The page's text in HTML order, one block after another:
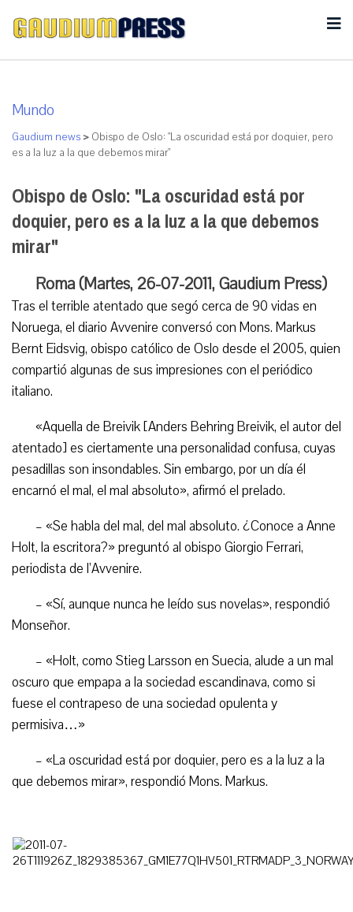
Mundo
Gaudium news > Obispo de Oslo: "La oscuridad está por doquier, pero
es a la luz a la que debemos mirar"
Obispo de Oslo: "La oscuridad está por
doquier, pero es a la luz a la que debemos
mirar"
Roma (Martes, 26-07-2011, Gaudium Press)
Tras el terrible atentado que segó cerca de 90 vidas en
Noruega, el diario Avvenire conversó con Mons. Markus
Bernt Eidsvig, obispo católico de Oslo desde el 2005, quien
compartió algunas de sus impresiones con el periódico
italiano.
«Aquella de Breivik [Anders Behring Breivik, el autor del
atentado] es ciertamente una personalidad confusa, cuyas
pesadillas son insondables. Sin embargo, por un día él
encarnó el mal, el mal absoluto», afirmó el prelado.
– «Se habla del mal, del mal absoluto. ¿Conoce a Anne
Holt, la escritora?» preguntó al obispo Giorgio Ferrari,
periodista de l’Avvenire.
– «Sí, aunque nunca he leído sus novelas», respondió
Monseñor.
– «Holt, como Stieg Larsson en Suecia, alude a un mal
oscuro que empapa a la sociedad escandinava, como si
fuese el contrapeso de una sociedad opulenta y
permisiva…»
– «La oscuridad está por doquier, pero es a la luz a la
que debemos mirar», respondió Mons. Markus.